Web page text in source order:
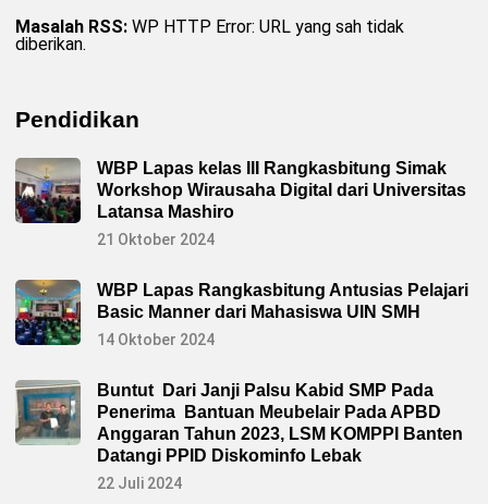
Masalah RSS: WP HTTP Error: URL yang sah tidak
diberikan.
Pendidikan
WBP Lapas kelas III Rangkasbitung Simak
Workshop Wirausaha Digital dari Universitas
Latansa Mashiro
21 Oktober 2024
WBP Lapas Rangkasbitung Antusias Pelajari
Basic Manner dari Mahasiswa UIN SMH
14 Oktober 2024
Buntut Dari Janji Palsu Kabid SMP Pada
Penerima Bantuan Meubelair Pada APBD
Anggaran Tahun 2023, LSM KOMPPI Banten
Datangi PPID Diskominfo Lebak
22 Juli 2024